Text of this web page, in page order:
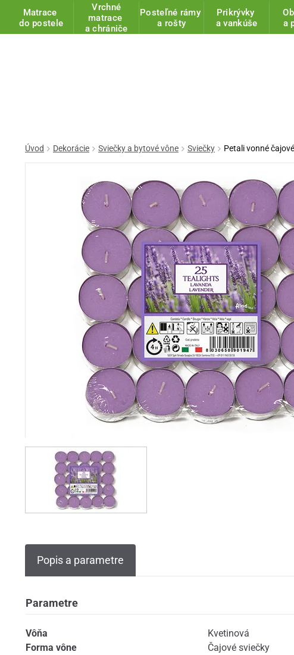
Matrace
do postele
Vrchné
matrace
a chrániče
Posteľné rámy
a rošty
Prikrývky
a vankúše
a
Úvod Dekorácie Sviečky a bytové vône Sviečky Petali vonné
Popis a parametre
Parametre
Vôňa
Kvetinová
Forma vône
Čajové sviečky